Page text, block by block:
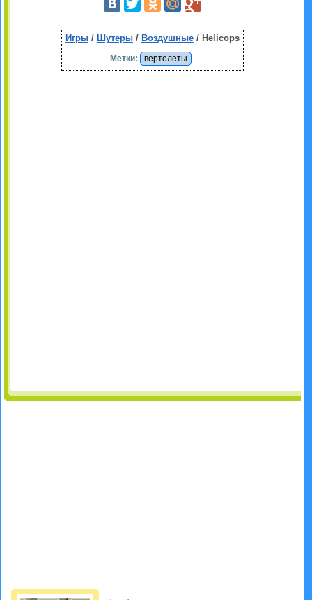
Игры/ Шутеры/ Воздушные/ Helicops
Метки: вертолеты